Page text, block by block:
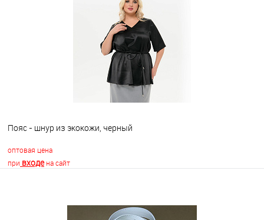
Пояс - шнур из экокожи, черный
оптовая цена
при входена сайт